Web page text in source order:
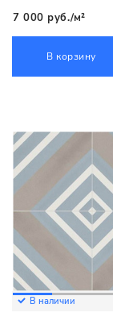
7 000 руб./м²
В корзину
В наличии